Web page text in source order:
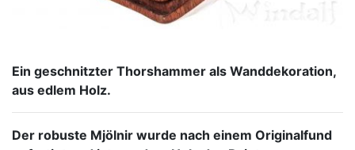
Ein geschnitzter Thorshammer als Wanddekoration,
aus edlem Holz.
Der robuste Mjölnir wurde nach einem Originalfund